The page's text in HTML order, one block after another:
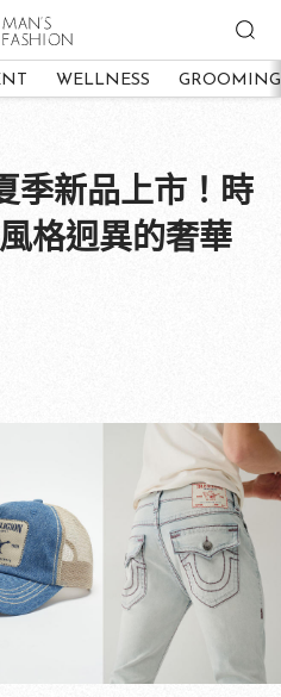
WELLNESS GROOMING
季新品上市！時
格迥異的奢華